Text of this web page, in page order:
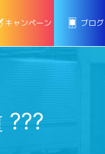
キャンペーン ブログ